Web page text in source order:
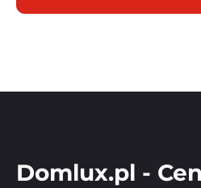
Domlux.pl -